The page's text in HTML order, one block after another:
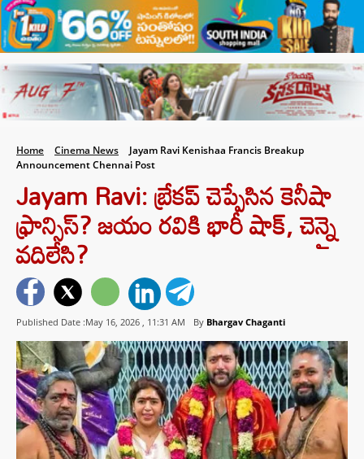
Home Cinema News
Jayam Ravi Kenishaa Francis Breakup
Announcement Chennai Post
Jayam Ravi: బ్రేకప్ చెప్పేసిన కెనీషా
ఫ్రాన్సిస్? జయం రవికి భారీ షాక్, చెన్నై
వదిలేసి?
Published Date :May 16, 2026 , 11:31 AM By Bhargav Chaganti